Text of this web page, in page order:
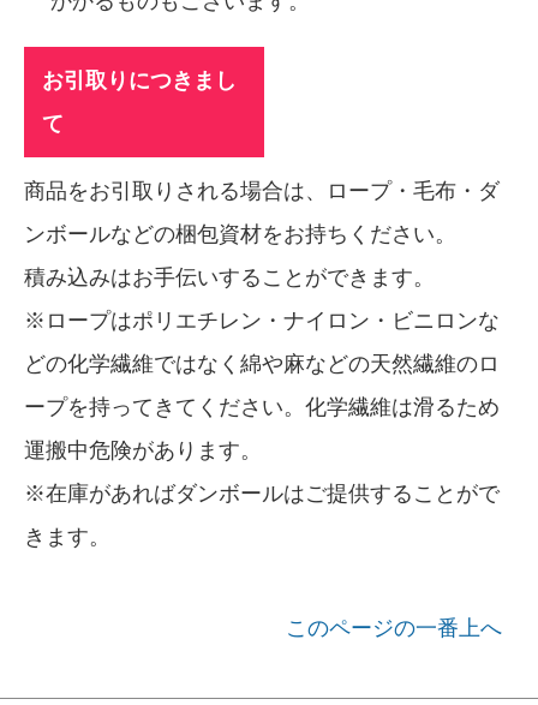
お引取りにつきまし
て
商品をお引取りされる場合は、ロープ・毛布・ダ
ンボールなどの梱包資材をお持ちください。
積み込みはお手伝いすることができます。
※ロープはポリエチレン・ナイロン・ビニロンな
どの化学繊維ではなく綿や麻などの天然繊維のロ
ープを持ってきてください。化学繊維は滑るため
運搬中危険があります。
※在庫があればダンボールはご提供することがで
きます。
このページの一番上へ